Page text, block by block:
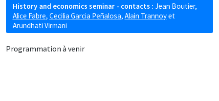
History and economics seminar - contacts : Jean Boutier,
Alice Fabre, Cecilia Garcia Peñalosa, Alain Trannoyet
Arundhati Virmani
Programmation à venir